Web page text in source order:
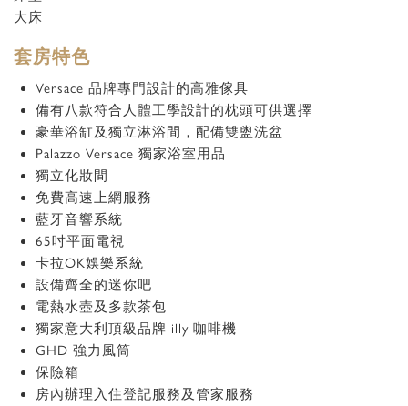
大床
套房特色
Versace 品牌專門設計的高雅傢具
備有八款符合人體工學設計的枕頭可供選擇
豪華浴缸及獨立淋浴間，配備雙盥洗盆
Palazzo Versace 獨家浴室用品
獨立化妝間
免費高速上網服務
藍牙音響系統
65吋平面電視
卡拉OK娛樂系統
設備齊全的迷你吧
電熱水壺及多款茶包
獨家意大利頂級品牌 illy 咖啡機
GHD 強力風筒
保險箱
房內辦理入住登記服務及管家服務